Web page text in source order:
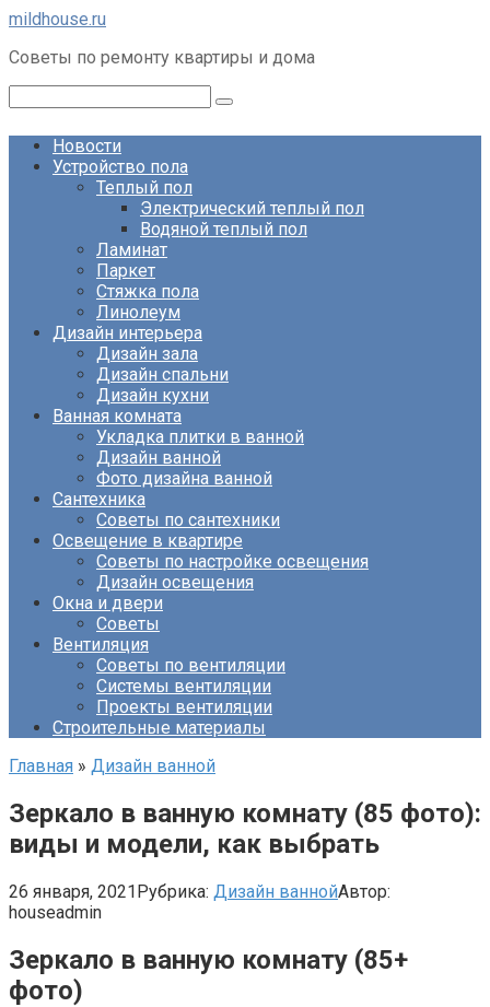
Перейти
контенту
mildhouse.ru
Советы по ремонту квартиры и дома
Новости
Устройство пола
Теплый пол
Электрический теплый пол
Водяной теплый пол
Ламинат
Паркет
Стяжка пола
Линолеум
Дизайн интерьера
Дизайн зала
Дизайн спальни
Дизайн кухни
Ванная комната
Укладка плитки в ванной
Дизайн ванной
Фото дизайна ванной
Сантехника
Советы по сантехники
Освещение в квартире
Советы по настройке освещения
Дизайн освещения
Окна и двери
Советы
Вентиляция
Советы по вентиляции
Системы вентиляции
Проекты вентиляции
Строительные материалы
Главная » Дизайн ванной
Зеркало в ванную комнату (85 фото):
виды и модели, как выбрать
26 января, 2021Рубрика: Дизайн ваннойАвтор:
houseadmin
Зеркало в ванную комнату (85+
фото)